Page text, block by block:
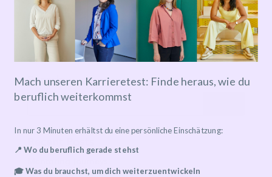
Search
Mach unseren Karrieretest: Finde heraus, wie du
beruflich weiterkommst
In nur 3 Minuten erhältst du eine persönliche Einschätzung:
📍 Wo du beruflich gerade stehst
🎓 Was du brauchst, um dich weiterzuentwickeln